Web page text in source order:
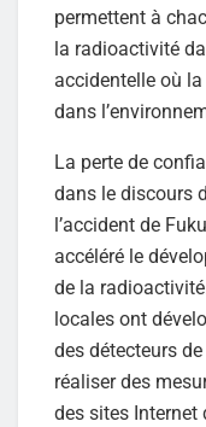
permettent à
la radioactivité
accidentelle où
dans
La perte de
dans le discours
l’accident de
accéléré le
de la
locales ont
des détecteurs
réaliser des
des sites Internet